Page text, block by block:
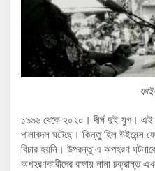
১৯৯৬ থেকে ২০২০। দীর্ঘ দুই যুগ। এই
পালাবদল ঘটেছে। কিন্তু হিল উইমেন্স
বিচার হয়নি। উপরন্তু এ অপহরণ
অপহরণকারীদের রক্ষায় নানা চক্রান্ত